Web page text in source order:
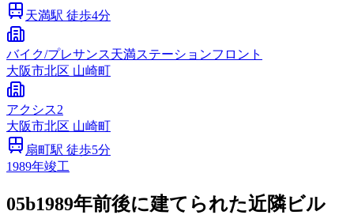
天満駅 徒歩4分
バイク/プレサンス天満ステーションフロント
大阪市北区 山崎町
アクシス2
大阪市北区 山崎町
扇町駅 徒歩5分
1989年竣工
05b1989年前後に建てられた近隣ビル